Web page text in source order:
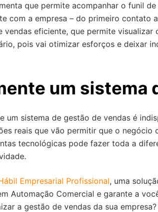
que permite acompanhar o funil
com a empresa – do primeiro contato
vendas eficiente, que permite
pois vai otimizar esforços e deixar
um sistema
um sistema de gestão de vendas é
reais que vão permitir que o negócio
tecnológicas pode fazer toda a
Empresarial Profissional, uma
Automação Comercial e garante a
a gestão de vendas da sua